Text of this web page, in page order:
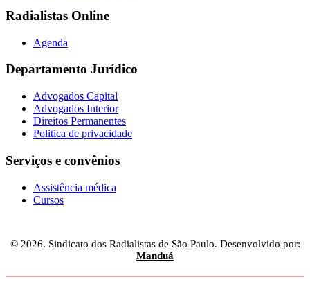
Radialistas Online
Agenda
Departamento Jurídico
Advogados Capital
Advogados Interior
Direitos Permanentes
Politica de privacidade
Serviços e convênios
Assistência médica
Cursos
© 2026. Sindicato dos Radialistas de São Paulo. Desenvolvido por:
Manduá